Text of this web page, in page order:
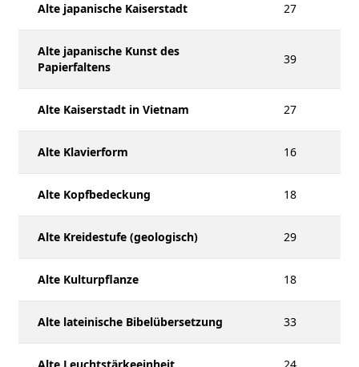
Alte japanische Kaiserstadt 27
Alte japanische Kunst des
Papierfaltens
39
Alte Kaiserstadt in Vietnam 27
Alte Klavierform 16
Alte Kopfbedeckung 18
Alte Kreidestufe (geologisch) 29
Alte Kulturpflanze 18
Alte lateinische Bibelübersetzung 33